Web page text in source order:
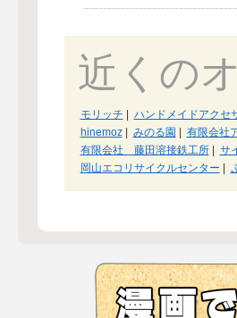
近くの
モリッチ ハンドメイドアク
hinemoz| みのる園 有限会社
有限会社 藤田溶接鉄工所| サ
岡山エコリサイクルセンター